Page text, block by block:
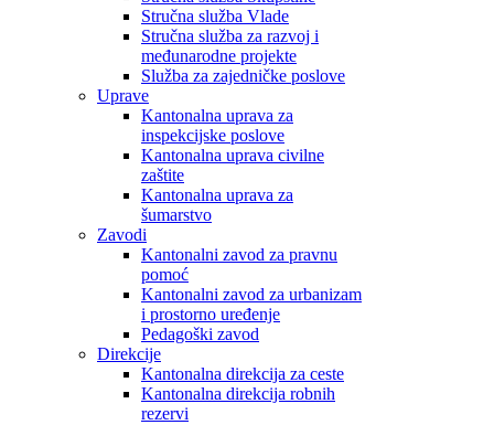
Stručna služba Vlade
Stručna služba za razvoj i
međunarodne projekte
Služba za zajedničke poslove
Uprave
Kantonalna uprava za
inspekcijske poslove
Kantonalna uprava civilne
zaštite
Kantonalna uprava za
šumarstvo
Zavodi
Kantonalni zavod za pravnu
pomoć
Kantonalni zavod za urbanizam
i prostorno uređenje
Pedagoški zavod
Direkcije
Kantonalna direkcija za ceste
Kantonalna direkcija robnih
rezervi